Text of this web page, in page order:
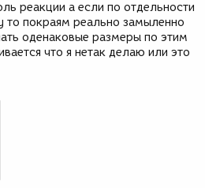
реакции а если по отдельности
то покраям реально замыленно
оденаковые размеры по этим
что я нетак делаю или это